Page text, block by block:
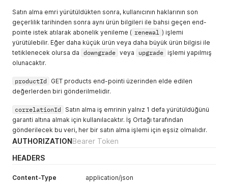
Satın alma emri yürütüldükten sonra, kullanıcının haklarının son
geçerlilik tarihinden sonra aynı ürün bilgileri ile bahsi geçen end-
pointe istek atılarak abonelik yenileme ( renewal ) işlemi
yürütülebilir. Eğer daha küçük ürün veya daha büyük ürün bilgisi ile
tetiklenecek olursa da downgrade veya upgrade işlemi yapılmış
olunacaktır.
productId
GET products end-pointi üzerinden elde edilen
değerlerden biri gönderilmelidir.
correlationId
Satın alma iş emrinin yalnız 1 defa yürütüldüğünü
garanti altına almak için kullanılacaktır. İş Ortağı tarafından
gönderilecek bu veri, her bir satın alma işlemi için eşsiz olmalıdır.
AUTHORIZATIONBearer Token
HEADERS
Content-Type application/json